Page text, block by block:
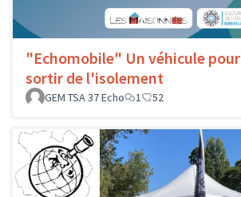
"Echomobile" Un véhicule pour
sortir de l'isolement
GEM TSA 37 Echo
1 52